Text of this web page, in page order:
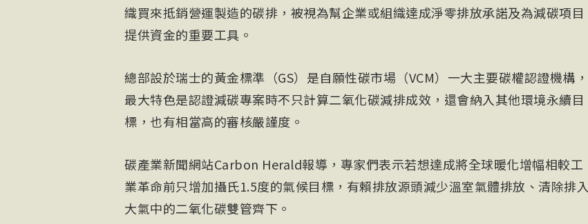
織買來抵銷營運製造的碳排，被視為幫企業或組織達成淨零排放承諾及為減碳項目
提供資金的重要工具。
總部設於瑞士的黃金標準（GS）是自願性碳市場（VCM）一大主要碳權認證機構，
最大特色是認證減碳專案時不只計算二氧化碳減排成效，還會納入其他環境永續目
標，也有相當高的審核嚴謹度。
碳產業新聞網站Carbon Herald報導，專家們表示若想達成將全球暖化增幅相較工
業革命前只增加攝氏1.5度的氣候目標，有賴排放源頭減少溫室氣體排放、清除排入
大氣中的二氧化碳雙管齊下。